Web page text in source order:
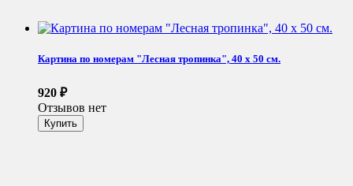
Картина по номерам "Лесная тропинка", 40 x 50 см.
920 ₽
Отзывов нет